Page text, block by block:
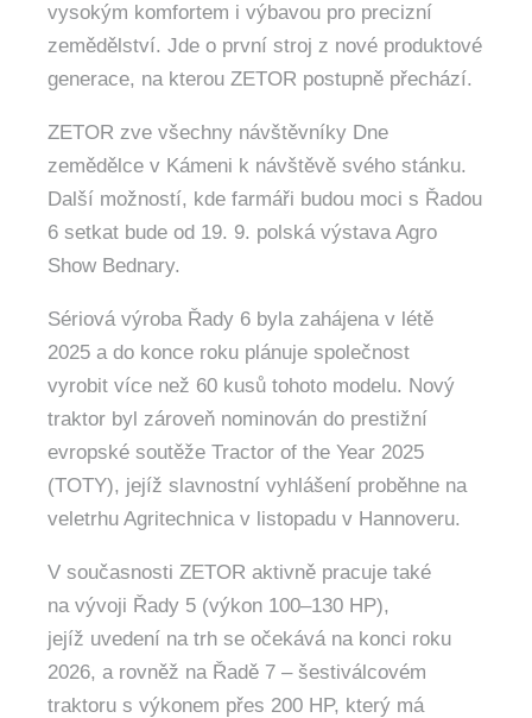
vysokým komfortem i výbavou pro precizní
zemědělství. Jde o první stroj z nové produktové
generace, na kterou ZETOR postupně přechází.
ZETOR zve všechny návštěvníky Dne
zemědělce v Kámeni k návštěvě svého stánku.
Další možností, kde farmáři budou moci s Řadou
6 setkat bude od 19. 9. polská výstava Agro
Show Bednary.
Sériová výroba Řady 6 byla zahájena v létě
2025 a do konce roku plánuje společnost
vyrobit více než 60 kusů tohoto modelu. Nový
traktor byl zároveň nominován do prestižní
evropské soutěže Tractor of the Year 2025
(TOTY), jejíž slavnostní vyhlášení proběhne na
veletrhu Agritechnica v listopadu v Hannoveru.
V současnosti ZETOR aktivně pracuje také
na vývoji Řady 5 (výkon 100–130 HP),
jejíž uvedení na trh se očekává na konci roku
2026, a rovněž na Řadě 7 – šestiválcovém
traktoru s výkonem přes 200 HP, který má